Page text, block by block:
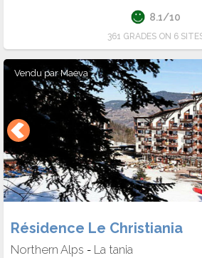
8.1/10
361 GRADES ON 6
Vendu parMaeva
Résidence Le Christiania
Northern Alps - La tania